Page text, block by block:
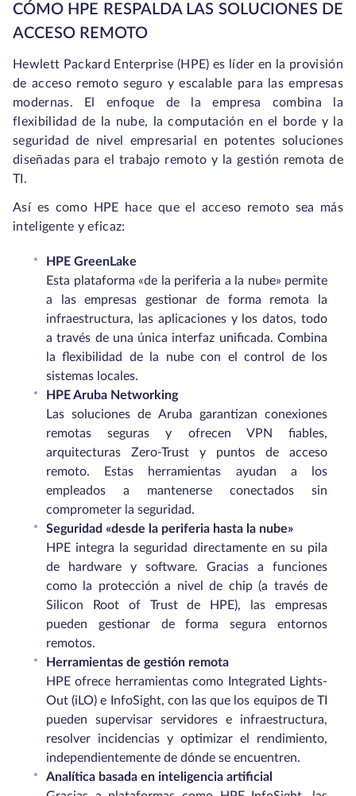
CÓMO HPE RESPALDA LAS SOLUCIONES DE
ACCESO REMOTO
Hewlett Packard Enterprise (HPE) es líder en la provisión
de acceso remoto seguro y escalable para las empresas
modernas. El enfoque de la empresa combina la
flexibilidad de la nube, la computación en el borde y la
seguridad de nivel empresarial en potentes soluciones
diseñadas para el trabajo remoto y la gestión remota de
TI.
Así es como HPE hace que el acceso remoto sea más
inteligente y eficaz:
HPE GreenLake
Esta plataforma «de la periferia a la nube» permite
a las empresas gestionar de forma remota la
infraestructura, las aplicaciones y los datos, todo
a través de una única interfaz unificada. Combina
la flexibilidad de la nube con el control de los
sistemas locales.
HPE Aruba Networking
Las soluciones de Aruba garantizan conexiones
remotas seguras y ofrecen VPN fiables,
arquitecturas Zero-Trust y puntos de acceso
remoto. Estas herramientas ayudan a los
empleados a mantenerse conectados sin
comprometer la seguridad.
Seguridad «desde la periferia hasta la nube»
HPE integra la seguridad directamente en su pila
de hardware y software. Gracias a funciones
como la protección a nivel de chip (a través de
Silicon Root of Trust de HPE), las empresas
pueden gestionar de forma segura entornos
remotos.
Herramientas de gestión remota
HPE ofrece herramientas como Integrated Lights-
Out (iLO) e InfoSight, con las que los equipos de TI
pueden supervisar servidores e infraestructura,
resolver incidencias y optimizar el rendimiento,
independientemente de dónde se encuentren.
Analítica basada en inteligencia artificial